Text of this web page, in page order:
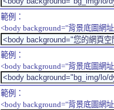
範例：
<body background="背景底圖網
範例：
<body background="背景底圖網
範例：
<body background="背景底圖網